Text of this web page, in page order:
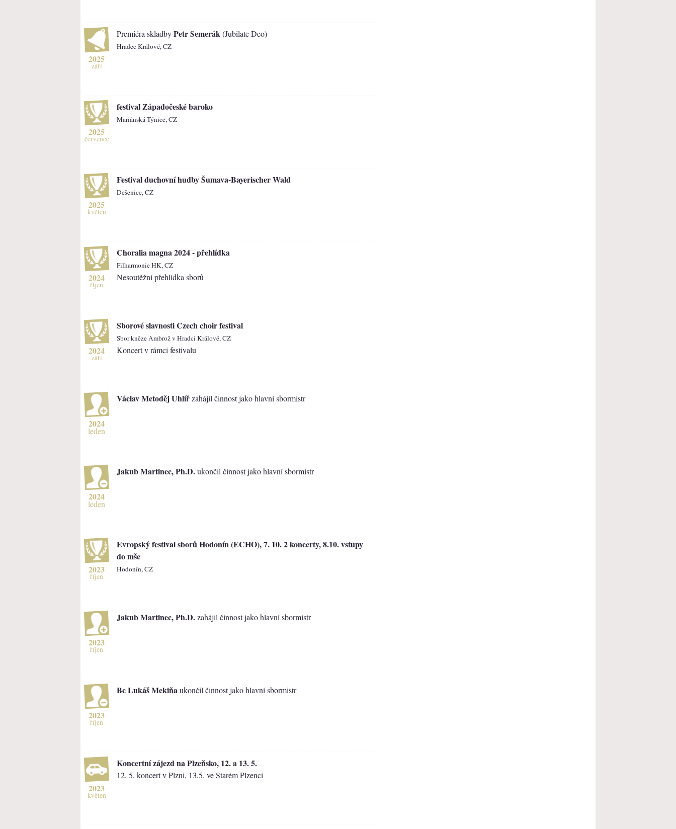
2025
září
Premiéra skladbyPetr Semerák (Jubilate Deo)
Hradec Králové, CZ
2025
červenec
festival Západočeské baroko
Mariánská Týnice, CZ
2025
květen
Festival duchovní hudby Šumava-Bayerischer Wald
Dešenice, CZ
2024
říjen
Choralia magna 2024 - přehlídka
Filharmonie HK, CZ
Nesoutěžní přehlídka sborů
2024
září
Sborové slavnosti Czech choir festival
Sbor kněze Ambrož v Hradci Králové, CZ
Koncert v rámci festivalu
2024
leden
Václav Metoděj Uhlířzahájil činnost jako hlavní sbormistr
2024
leden
Jakub Martinec, Ph.D.ukončil činnost jako hlavní sbormistr
2023
říjen
Evropský festival sborů Hodonín (ECHO), 7. 10. 2 koncerty, 8.10. vstupy
do mše
Hodonín, CZ
2023
říjen
Jakub Martinec, Ph.D.zahájil činnost jako hlavní sbormistr
2023
říjen
Bc Lukáš Mekiňa ukončil činnost jako hlavní sbormistr
2023
květen
Koncertní zájezd na Plzeňsko, 12. a 13. 5.
12. 5. koncert v Plzni, 13.5. ve Starém Plzenci